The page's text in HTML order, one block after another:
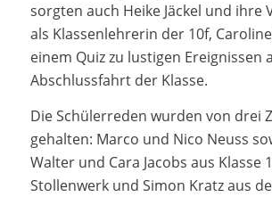
sorgten auch Heike Jäckel und ihre
als Klassenlehrerin der 10f,
einem Quiz zu lustigen Ereignissen
Abschlussfahrt der Klasse.
Die Schülerreden wurden von drei
gehalten: Marco und Nico Neuss
Walter und Cara Jacobs aus Klasse
Stollenwerk und Simon Kratz aus